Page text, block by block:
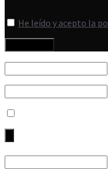
He leído y acepto la